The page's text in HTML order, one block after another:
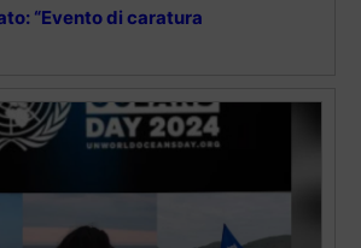
“Evento di caratura